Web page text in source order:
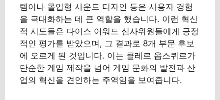
템이나 몰입형 사운드 디자인 등은 사용자 경험
을 극대화하는 데 큰 역할을 했습니다. 이런 혁신
적 시도들은 다이스 어워드 심사위원들에게 긍정
적인 평가를 받았으며, 그 결과로 8개 부문 후보
에 오르게 된 것입니다. 이는 클레르 옵스퀴르가
단순한 게임 제작을 넘어 게임 문화의 발전과 산
업의 혁신을 견인하는 주역임을 보여줍니다.